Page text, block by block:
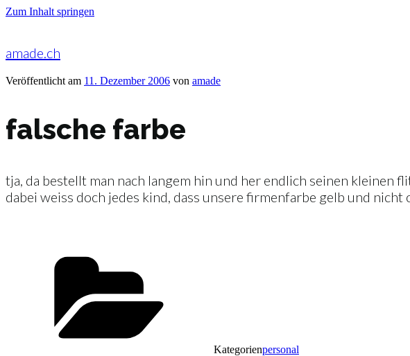
Zum Inhalt springen
amade.ch
Veröffentlicht am 11. Dezember 2006 von amade
falsche farbe
tja, da bestellt man nach langem hin und her endlich seinen kleinen
dabei weiss doch jedes kind, dass unsere firmenfarbe gelb und nicht
Kategorienpersonal